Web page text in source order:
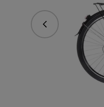
Předchozí